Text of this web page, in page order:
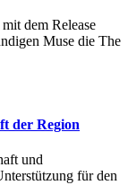
dem Release
Muse die The
der Region
und
für den